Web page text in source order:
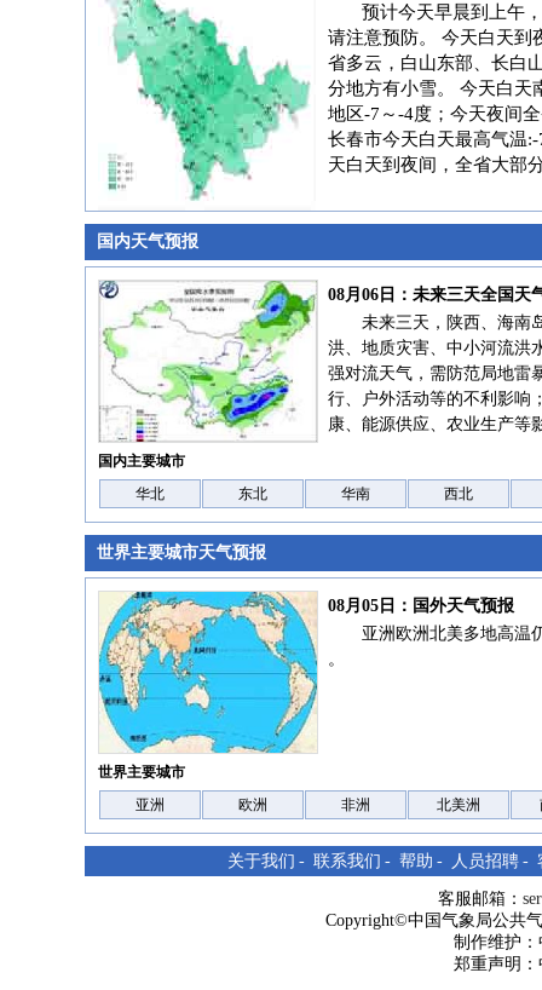
预计今天早晨到上午
请注意预防。 今天白天到
省多云，白山东部、长白
分地方有小雪。 今天白天
地区-7～-4度；今天夜间
长春市今天白天最高气温
天白天到夜间，全省大部
国内天气预报
08月06日：未来三天全国天
未来三天，陕西、海南
洪、地质灾害、中小河流洪
强对流天气，需防范局地雷
行、户外活动等的不利影响
康、能源供应、农业生产等
国内主要城市
华北
东北 华南 西北
世界主要城市天气预报
08月05日：国外天气预报
亚洲欧洲北美多地高温
。
世界主要城市
亚洲
欧洲 非洲 北美洲
关于我们 - 联系我们 - 帮助 - 人员招聘 -
客服邮箱：
Copyright©中国气象局公共
制作维护
郑重声明